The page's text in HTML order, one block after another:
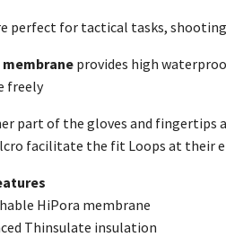
perfect for tactical tasks,
membraneprovides high
freely
part of the gloves and fingertips
facilitate the fit Loops at their
HiPora membrane
Thinsulate insulation